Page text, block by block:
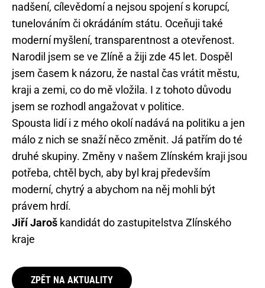
nadšení, cílevědomí a nejsou spojení s korupcí,
tunelováním či okrádáním státu. Oceňuji také
moderní myšlení, transparentnost a otevřenost.
Narodil jsem se ve Zlíně a žiji zde 45 let. Dospěl
jsem časem k názoru, že nastal čas vrátit městu,
kraji a zemi, co do mě vložila. I z tohoto důvodu
jsem se rozhodl angažovat v politice.
Spousta lidí i z mého okolí nadává na politiku a jen
málo z nich se snaží něco změnit. Já patřím do té
druhé skupiny. Změny v našem Zlínském kraji jsou
potřeba, chtěl bych, aby byl kraj především
moderní, chytrý a abychom na něj mohli být
právem hrdí.
Jiří Jaroš kandidát do zastupitelstva Zlínského
kraje
ZPĚT NA AKTUALITY